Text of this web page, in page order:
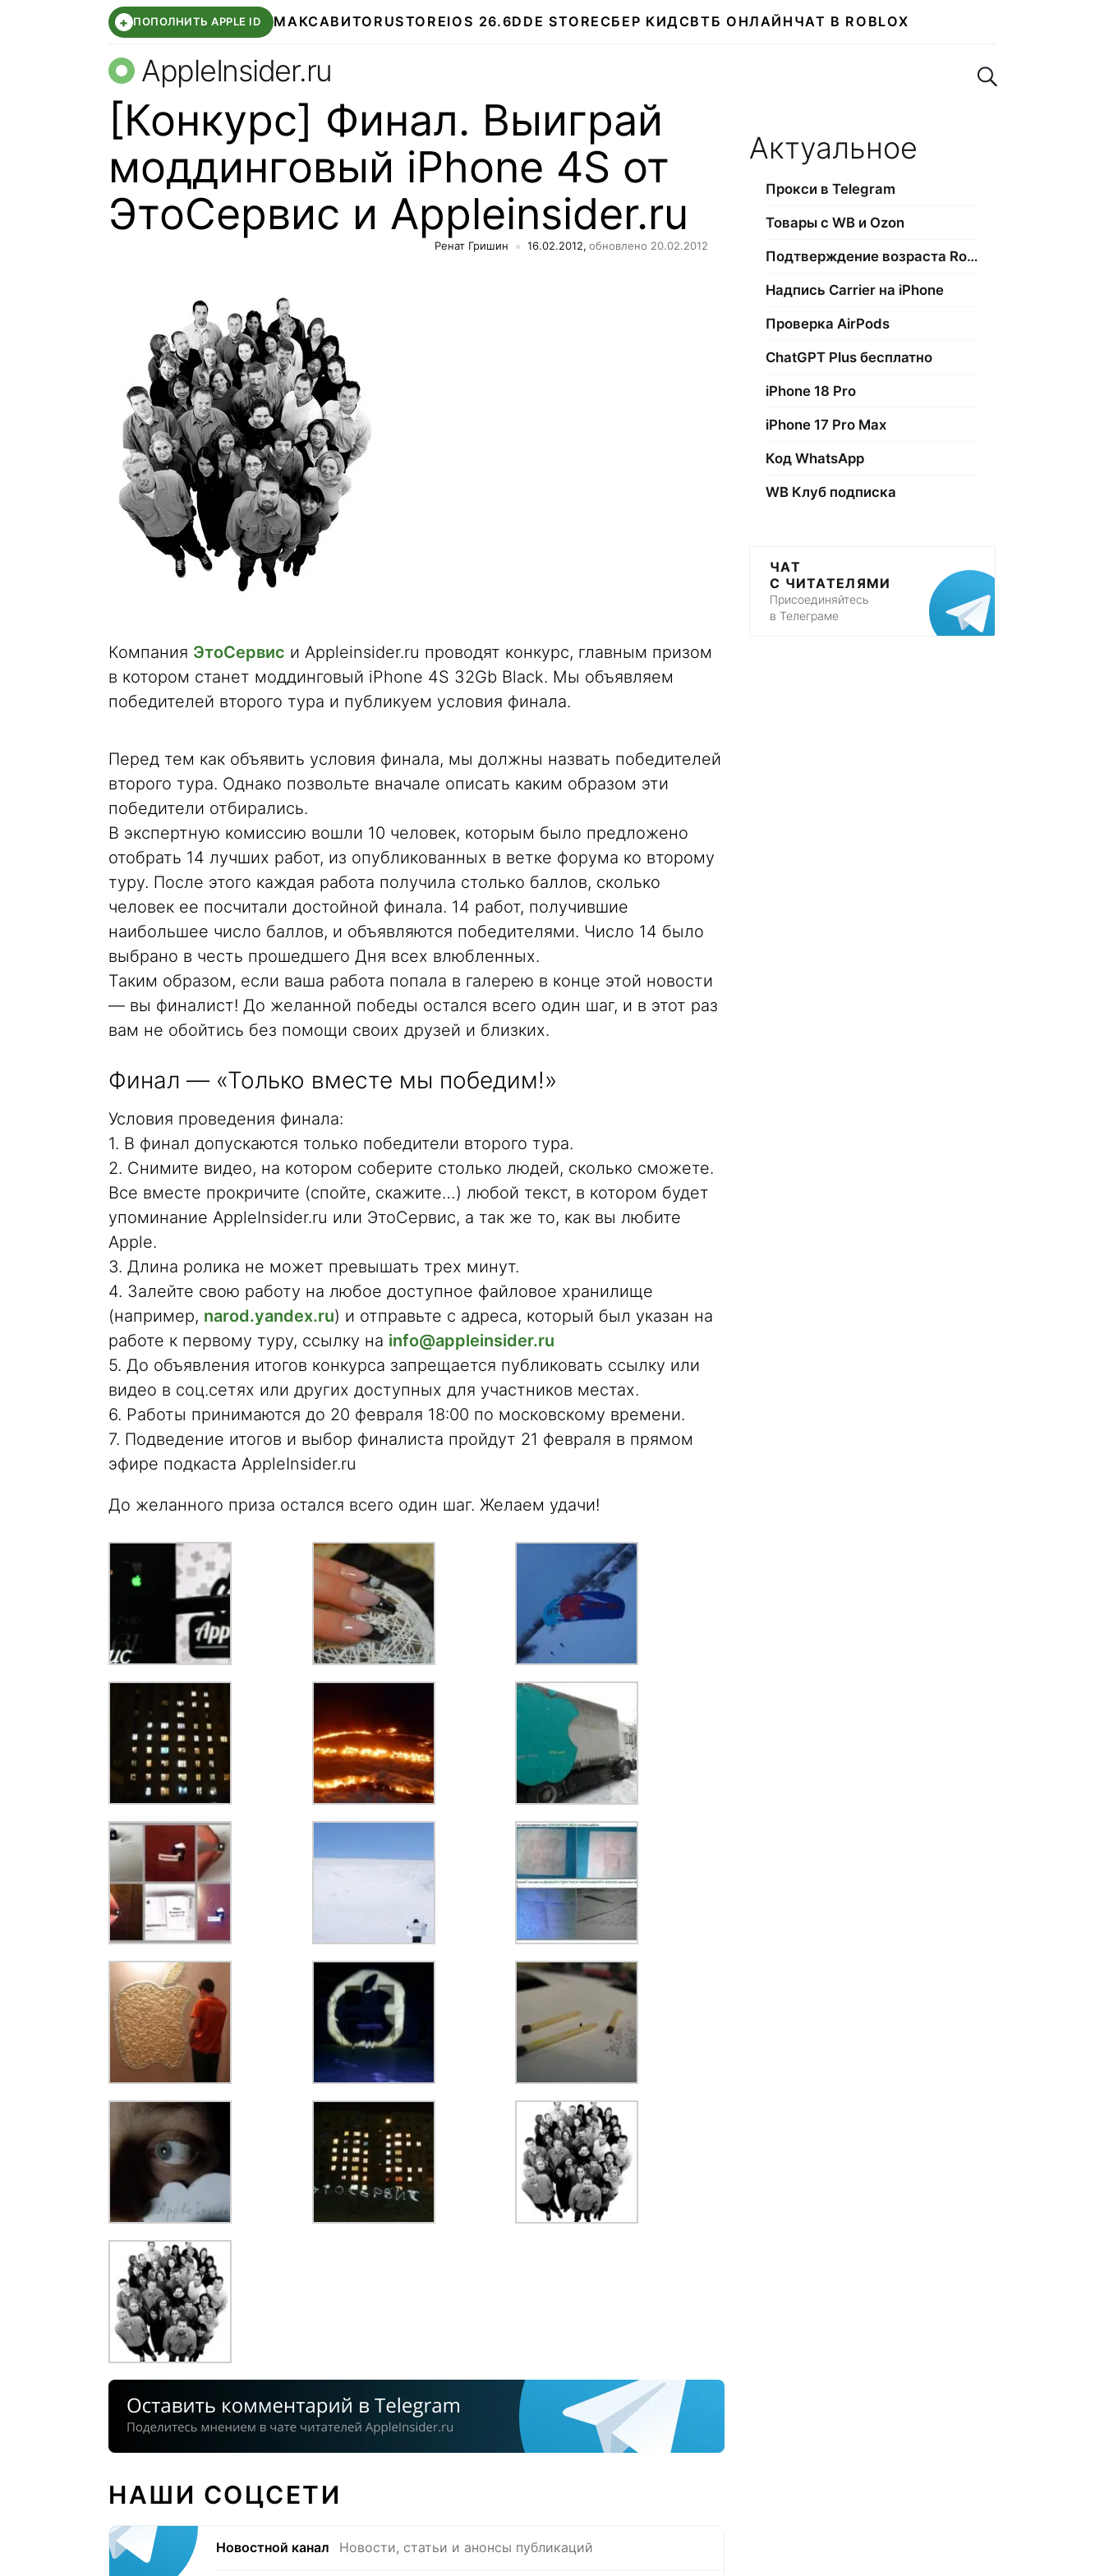
+ ПОПОЛНИТЬ APPLE ID МАКСАВИТО RUSTOREIOS 26.6DDE STORE СБЕР КИДСВТБ ОНЛАЙН ЧАТ В ROBLOX
AppleInsider.ru Поиск по сайту
[Конкурс] Финал. Выиграй
моддинговый iPhone 4S от
ЭтоСервис и Appleinsider.ru
Ренат Гришин 16.02.2012, обновлено 20.02.2012
Компания ЭтоСервис и Appleinsider.ru проводят конкурс, главным призом
в котором станет моддинговый iPhone 4S 32Gb Black. Мы объявляем
победителей второго тура и публикуем условия финала.
Перед тем как объявить условия финала, мы должны назвать победителей
второго тура. Однако позвольте вначале описать каким образом эти
победители отбирались.
В экспертную комиссию вошли 10 человек, которым было предложено
отобрать 14 лучших работ, из опубликованных в ветке форума ко второму
туру. После этого каждая работа получила столько баллов, сколько
человек ее посчитали достойной финала. 14 работ, получившие
наибольшее число баллов, и объявляются победителями. Число 14 было
выбрано в честь прошедшего Дня всех влюбленных.
Таким образом, если ваша работа попала в галерею в конце этой новости
— вы финалист! До желанной победы остался всего один шаг, и в этот раз
вам не обойтись без помощи своих друзей и близких.
Финал — «Только вместе мы победим!»
Условия проведения финала:
1. В финал допускаются только победители второго тура.
2. Снимите видео, на котором соберите столько людей, сколько сможете.
Все вместе прокричите (спойте, скажите…) любой текст, в котором будет
упоминание AppleInsider.ru или ЭтоСервис, а так же то, как вы любите
Apple.
3. Длина ролика не может превышать трех минут.
4. Залейте свою работу на любое доступное файловое хранилище
(например, narod.yandex.ru) и отправьте с адреса, который был указан на
работе к первому туру, ссылку на info@appleinsider.ru
5. До объявления итогов конкурса запрещается публиковать ссылку или
видео в соц.сетях или других доступных для участников местах.
6. Работы принимаются до 20 февраля 18:00 по московскому времени.
7. Подведение итогов и выбор финалиста пройдут 21 февраля в прямом
эфире подкаста AppleInsider.ru
До желанного приза остался всего один шаг. Желаем удачи!
НАШИ СОЦСЕТИ
Новостной канал Новости, статьи и анонсы публикаций
Актуальное
Прокси в Telegram
Товары с WB и Ozon
Подтверждение возраста Roblox
Надпись Carrier на iPhone
Проверка AirPods
ChatGPT Plus бесплатно
iPhone 18 Pro
iPhone 17 Pro Max
Код WhatsApp
WB Клуб подписка
ЧАТ
С ЧИТАТЕЛЯМИ
Присоединяйтесь
в Телеграме